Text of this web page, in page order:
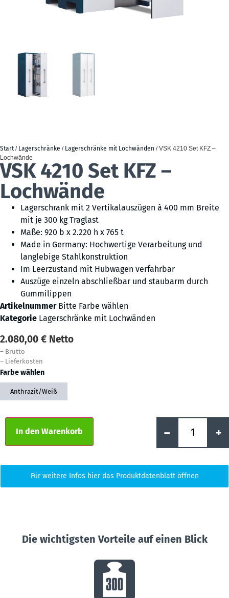
Start/ Lagerschränke / Lagerschränke mit Lochwänden / VSK 4210 Set KFZ –
Lochwände
VSK 4210 Set KFZ –
Lochwände
Lagerschrank mit 2 Vertikalauszügen à 400 mm Breite
mit je 300 kg Traglast
Maße: 920 b x 2.220 h x 765 t
Made in Germany: Hochwertige Verarbeitung und
langlebige Stahlkonstruktion
Im Leerzustand mit Hubwagen verfahrbar
Auszüge einzeln abschließbar und staubarm durch
Gummilippen
Artikelnummer Bitte Farbe wählen
Kategorie Lagerschränke mit Lochwänden
2.080,00 € Netto
– Brutto
– Lieferkosten
Farbe wählen
Anthrazit/Weiß
- +
In den Warenkorb
Für weitere Infos hier das Produktdatenblatt öffnen
Die wichtigsten Vorteile auf einen Blick